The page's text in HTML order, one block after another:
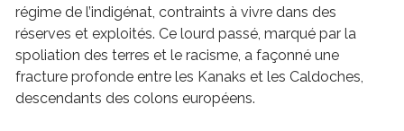
régime de l’indigénat, contraints à vivre dans des
réserves et exploités. Ce lourd passé, marqué par la
spoliation des terres et le racisme, a façonné une
fracture profonde entre les Kanaks et les Caldoches,
descendants des colons européens.